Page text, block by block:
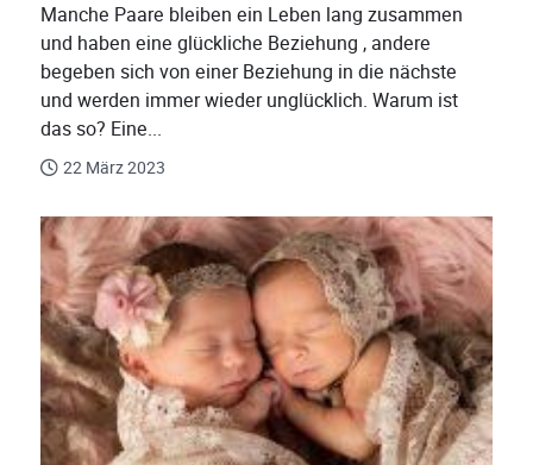
Manche Paare bleiben ein Leben lang zusammen
und haben eine glückliche Beziehung , andere
begeben sich von einer Beziehung in die nächste
und werden immer wieder unglücklich. Warum ist
das so? Eine...
22 März 2023